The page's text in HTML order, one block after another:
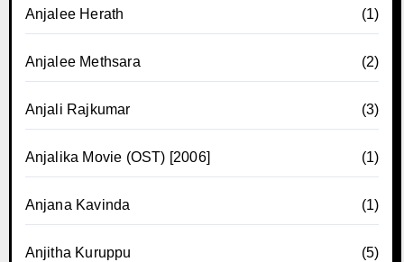
Anjalee Herath (1)
Anjalee Methsara (2)
Anjali Rajkumar (3)
Anjalika Movie (OST) [2006] (1)
Anjana Kavinda (1)
Anjitha Kuruppu (5)